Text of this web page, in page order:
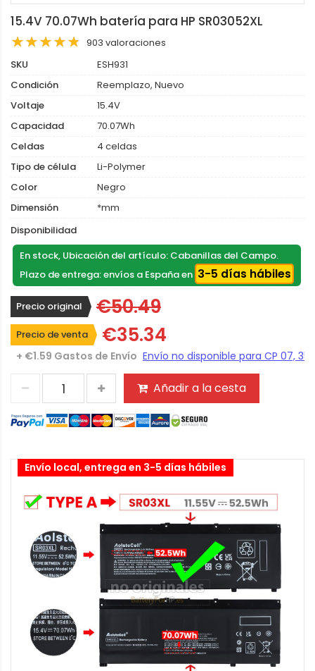
15.4V 70.07Wh batería para HP SR03052XL
903 valoraciones
SKU
ESH931
Condición
Reemplazo, Nuevo
Voltaje
15.4V
Capacidad
70.07Wh
Celdas
4 celdas
Tipo de célula
Li-Polymer
Color
Negro
Dimensión
*mm
Disponibilidad
En stock, Ubicación del artículo: Cabanillas del Campo.
Plazo de entrega: envíos a España en 3-5 días hábiles
Precio original €50.49
Precio de venta €35.34
+ €1.59 Gastos de Envío
Añadir a la cesta
Envío local, entrega en 3-5 días hábiles